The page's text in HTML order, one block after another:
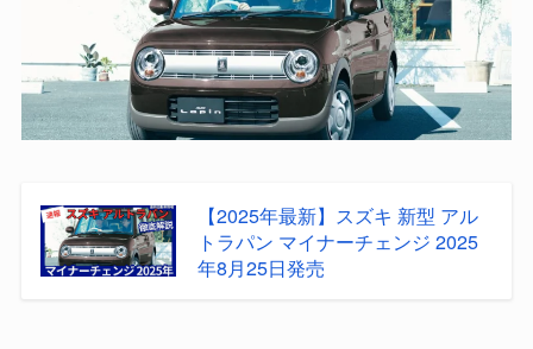
【2025年最新】スズキ 新型 アル
トラパン マイナーチェンジ 2025
年8月25日発売